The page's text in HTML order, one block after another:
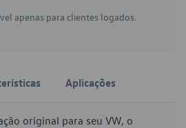
apenas para clientes logados.
Aplicações
original para seu VW, o